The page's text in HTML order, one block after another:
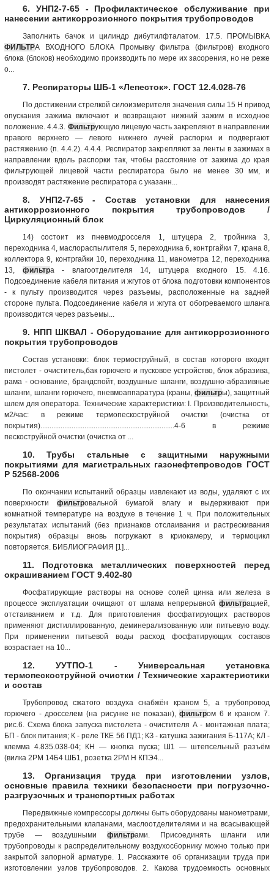
6. УНП2-7-65 - Профилактическое обслуживание при
нанесении антикоррозионного покрытия трубопроводов
Заполнить бачок и цилиндр дибутилфталатом. 17.5. ПРОМЫВКА
ФИЛЬТРА ВХОДНОГО БЛОКА Промывку фильтра (фильтров) входного
блока (блоков) необходимо производить по мере их засорения, но не реже
о...
7. Респираторы ШБ-1 «Лепесток». ГОСТ 12.4.028-76
По достижении стрелкой силоизмерителя значения силы 15 Н привод
опускания зажима включают и возвращают нижний зажим в исходное
положение. 4.4.3. Фильтрующую лицевую часть закрепляют в направлении
правого верхнего — левого нижнего лучей распорки и подвергают
растяжению (п. 4.4.2). 4.4.4. Респиратор закрепляют за ленты в зажимах в
направлении вдоль распорки так, чтобы расстояние от зажима до края
фильтрующей лицевой части респиратора было не менее 30 мм, и
производят растяжение респиратора с указанн...
8. УНП2-7-65 - Состав установки для нанесения
антикоррозионного покрытия трубопроводов /
Циркуляционный блок
14) состоит из пневмодросселя 1, штуцера 2, тройника 3,
переходника 4, маслораспылителя 5, переходника 6, контргайки 7, крана 8,
коллектора 9, контргайки 10, переходника 11, манометра 12, переходника
13, фильтра - влагоотделителя 14, штуцера входного 15. 4.16.
Подсоединение кабеля питания и жгутов от блока подготовки компонентов
- к пульту производится через разъемы, расположенные на задней
стороне пульта. Подсоединение кабеля и жгута от обогреваемого шланга
производится через разъемы...
9. НПП ШКВАЛ - Оборудование для антикоррозионного
покрытия трубопроводов
Состав установки: блок термоструйный, в состав которого входят
пистолет - очиститель,бак горючего и пусковое устройство, блок абразива,
рама - основание, брандспойт, воздушные шланги, воздушно-абразивные
шланги, шланги горючего, пневмоаппаратура (краны, фильтры), защитный
шлем для оператора. Технические характеристики: I. Производительность,
м2/час: в режиме термопескоструйной очистки (очистка от
покрытия).........................................................................4-6 в режиме
пескоструйной очистки (очистка от ...
10. Трубы стальные с защитными наружными
покрытиями для магистральных газонефтепроводов ГОСТ
Р 52568-2006
По окончании испытаний образцы извлекают из воды, удаляют с их
поверхностифильтровальной бумагой влагу и выдерживают при
комнатной температуре на воздухе в течение 1 ч. При положительных
результатах испытаний (без признаков отслаивания и растрескивания
покрытия) образцы вновь погружают в криокамеру, и термоцикл
повторяется. БИБЛИОГРАФИЯ [1]...
11. Подготовка металлических поверхностей перед
окрашиванием ГОСТ 9.402-80
Фосфатирующие растворы на основе солей цинка или железа в
процессе эксплуатации очищают от шлама непрерывной фильтрацией,
отстаиванием и т.д. Для приготовления фосфатирующих растворов
применяют дистиллированную, деминерализованную или питьевую воду.
При применении питьевой воды расход фосфатирующих составов
возрастает на 10...
12. УУТПО-1 - Универсальная установка
термопескоструйной очистки / Технические характеристики
и состав
Трубопровод сжатого воздуха снабжён краном 5, а трубопровод
горючего - дросселем (на рисунке не показан),фильтром 6 и краном 7.
рис.6. Схема блока запуска пистолета - очистителя А - монтажная плата;
БП - блок питания; К - реле ТКЕ 56 ПД1; КЗ - катушка зажигания Б-117А; КЛ -
клемма 4.835.038-04; КН — кнопка пуска; Ш1 — штепсельный разъём
(вилка 2РМ 14Б4 ШБ1, розетка 2РМ Н КПЭ4...
13. Организация труда при изготовлении узлов,
основные правила техники безопасности при погрузочно-
разгрузочных и транспортных работах
Передвижные компрессоры должны быть оборудованы манометрами,
предохранительными клапанами, маслоотделителями и на всасывающей
трубе — воздушными фильтрами. Присоединять шланги или
трубопроводы к распределительному воздухосборнику можно только при
закрытой запорной арматуре. 1. Расскажите об организации труда при
изготовлении узлов трубопроводов. 2. Какова трудоемкость основных